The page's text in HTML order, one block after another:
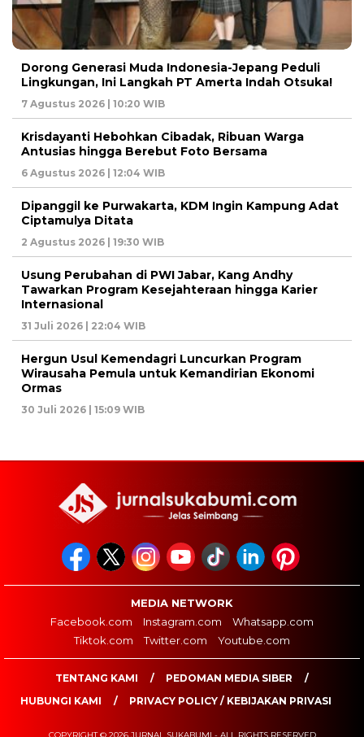
Dorong Generasi Muda Indonesia-Jepang Peduli
Lingkungan, Ini Langkah PT Amerta Indah Otsuka!
7 Agustus 2026 | 10:20 WIB
Krisdayanti Hebohkan Cibadak, Ribuan Warga
Antusias hingga Berebut Foto Bersama
6 Agustus 2026 | 12:04 WIB
Dipanggil ke Purwakarta, KDM Ingin Kampung Adat
Ciptamulya Ditata
2 Agustus 2026 | 19:30 WIB
Usung Perubahan di PWI Jabar, Kang Andhy
Tawarkan Program Kesejahteraan hingga Karier
Internasional
31 Juli 2026 | 22:04 WIB
Hergun Usul Kemendagri Luncurkan Program
Wirausaha Pemula untuk Kemandirian Ekonomi
Ormas
30 Juli 2026 | 15:09 WIB
MEDIA NETWORK
Facebook.com
Instagram.com
Whatsapp.com
Tiktok.com
Twitter.com Youtube.com
TENTANG KAMI
PEDOMAN MEDIA SIBER
HUBUNGI KAMI
PRIVACY POLICY / KEBIJAKAN PRIVASI
COPYRIGHT © 2026 JURNAL SUKABUMI - ALL RIGHTS RESERVED